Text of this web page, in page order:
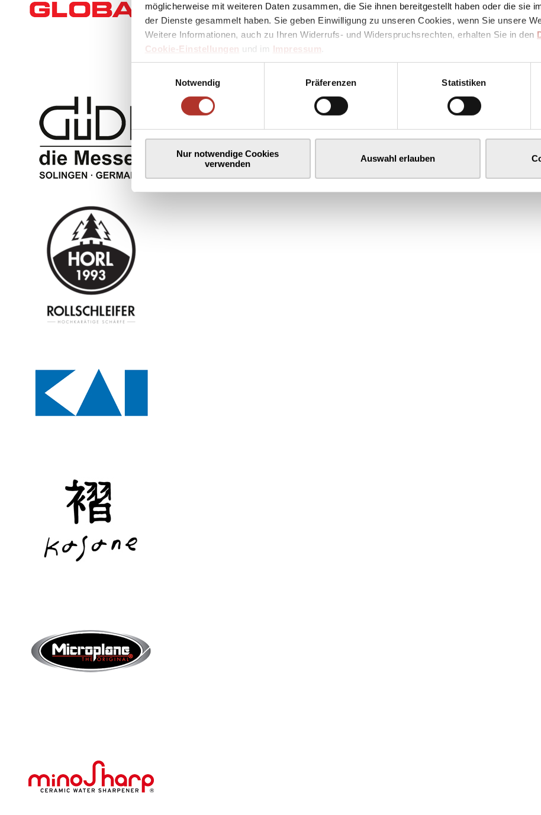
möglicherweise mit weiteren Daten zusammen, die Sie ihnen bereitgestellt haben oder die sie
der Dienste gesammelt haben. Sie geben Einwilligung zu unseren Cookies, wenn Sie unsere
Weitere Informationen, auch zu Ihren Widerrufs- und Widerspruchsrechten, erhalten Sie in den
Cookie-Einstellungen und im Impressum
Notwendig
Präferenzen Statistiken
Nur notwendige Cookies
verwenden
Auswahl erlauben